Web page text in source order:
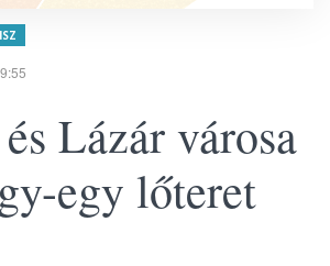
Lázár városa
egy lőteret